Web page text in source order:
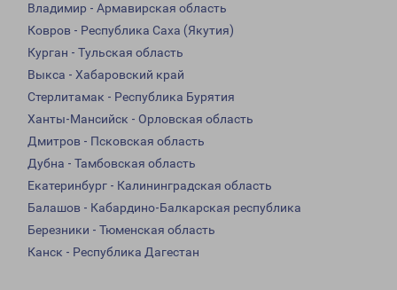
Владимир - Армавирская область
Ковров - Республика Саха (Якутия)
Курган - Тульская область
Выкса - Хабаровский край
Стерлитамак - Республика Бурятия
Ханты-Мансийск - Орловская область
Дмитров - Псковская область
Дубна - Тамбовская область
Екатеринбург - Калининградская область
Балашов - Кабардино-Балкарская республика
Березники - Тюменская область
Канск - Республика Дагестан